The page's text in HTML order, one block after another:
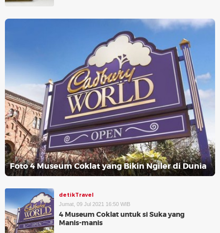
Foto 4 Museum Coklat yang Bikin Ngiler di Dunia
detikTravel
Jumat, 09 Jul 2021 16:50 WIB
4 Museum Coklat untuk si Suka yang
Manis-manis